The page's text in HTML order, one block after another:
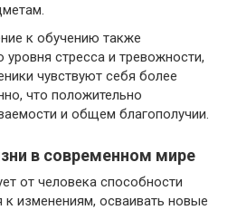
к обучению также
стресса и тревожности,
чувствуют себя более
что положительно
и общем благополучии.
в современном мире
от человека способности
изменениям, осваивать новые